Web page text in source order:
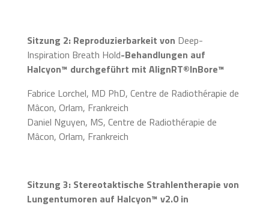
Sitzung 2: Reproduzierbarkeit von Deep-
Inspiration Breath Hold-Behandlungen auf
Halcyon™ durchgeführt mit AlignRT®InBore™
Fabrice Lorchel, MD PhD, Centre de Radiothérapie de
Mâcon, Orlam, Frankreich
Daniel Nguyen, MS, Centre de Radiothérapie de
Mâcon, Orlam, Frankreich
Sitzung 3: Stereotaktische Strahlentherapie von
Lungentumoren auf Halcyon™ v2.0 in